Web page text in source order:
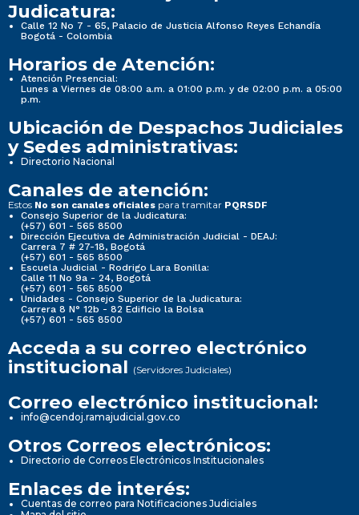
Judicatura:
Calle 12 No 7 - 65, Palacio de Justicia Alfonso Reyes Echandía
Bogotá - Colombia
Horarios de Atención:
Atención Presencial:
Lunes a Viernes de 08:00 a.m. a 01:00 p.m. y de 02:00 p.m. a 05:00
p.m.
Ubicación de Despachos Judiciales
y Sedes administrativas:
Directorio Nacional
Canales de atención:
Estos No son canales oficiales para tramitar PQRSDF
Consejo Superior de la Judicatura:
(+57) 601 - 565 8500
Dirección Ejecutiva de Administración Judicial - DEAJ:
Carrera 7 # 27-18, Bogotá
(+57) 601 - 565 8500
Escuela Judicial - Rodrigo Lara Bonilla:
Calle 11 No 9a - 24, Bogotá
(+57) 601 - 565 8500
Unidades - Consejo Superior de la Judicatura:
Carrera 8 N° 12b - 82 Edificio la Bolsa
(+57) 601 - 565 8500
Acceda a su correo electrónico
institucional (Servidores Judiciales)
Correo electrónico institucional:
info@cendoj.ramajudicial.gov.co
Otros Correos electrónicos:
Directorio de Correos Electrónicos Institucionales
Enlaces de interés:
Cuentas de correo para Notificaciones Judiciales